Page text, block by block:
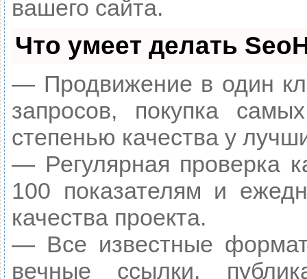
вашего сайта.
Что умеет делать
— Продвижение в один
запросов, покупка
степенью качества у
— Регулярная проверка
100 показателям и
качества проекта.
— Все известные
вечные ссылки,